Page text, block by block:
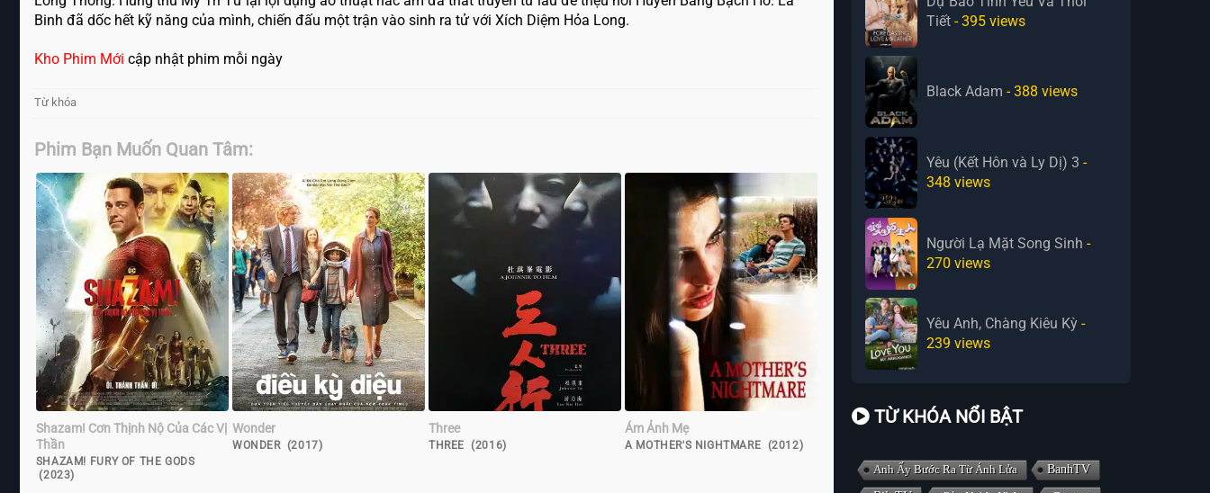
Binh đã dốc hết kỹ năng của mình, chiến đấu một trận vào sinh ra tử với Xích Diệm Hỏa Long.
Kho Phim Mới cập nhật phim mỗi ngày
Từ khóa
Phim Bạn Muốn Quan Tâm:
Shazam! Cơn Thịnh Nộ Của Các Vị
Thần
SHAZAM! FURY OF THE GODS
(2023)
Wonder
WONDER (2017)
Three
THREE (2016)
Ám Ảnh Mẹ
A MOTHER'S NIGHTMARE (2012)
Tiết - 395 views
Black Adam - 388 views
Yêu (Kết Hôn và Ly Dị) 3 -
348 views
Người Lạ Mặt Song Sinh -
270 views
Yêu Anh, Chàng Kiêu Kỳ -
239 views
TỪ KHÓA NỔI BẬT
Anh Ấy Bước Ra Từ Ánh Lửa
BanhTV